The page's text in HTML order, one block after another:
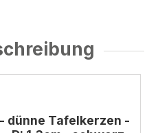
dünne Tafelkerzen -